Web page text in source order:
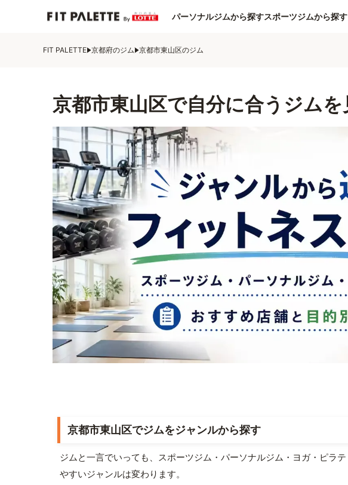
パーソナルジムから探すスポーツジムから探す
FIT PALETTE 京都府のジム 京都市東山区のジム
京都市東山区で自分に合うジムを
京都市東山区でジムをジャンルから探す
ジムと一言でいっても、スポーツジム・パーソナルジム・ヨガ・ピラ
やすいジャンルは変わります。